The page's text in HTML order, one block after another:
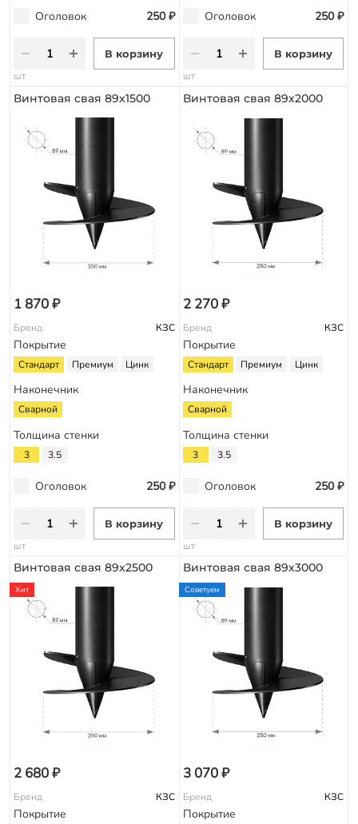
Оголовок 250 ₽
В корзину
шт
Оголовок 250 ₽
В корзину
шт
Винтовая свая 89х1500
1 870 ₽
Бренд КЗС
Покрытие
Стандарт Премиум Цинк
Наконечник
Сварной
Толщина стенки
3 3.5
Оголовок 250 ₽
В корзину
шт
Винтовая свая 89х2000
2 270 ₽
Бренд КЗС
Покрытие
Стандарт Премиум Цинк
Наконечник
Сварной
Толщина стенки
3 3.5
Оголовок 250 ₽
В корзину
шт
Винтовая свая 89х2500
Хит
2 680 ₽
Бренд КЗС
Покрытие
Винтовая свая 89х3000
Советуем
3 070 ₽
Бренд КЗС
Покрытие